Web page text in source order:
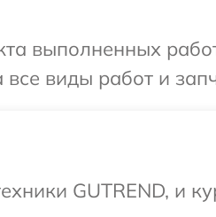
выполненных
виды работ и
GUTREND, и